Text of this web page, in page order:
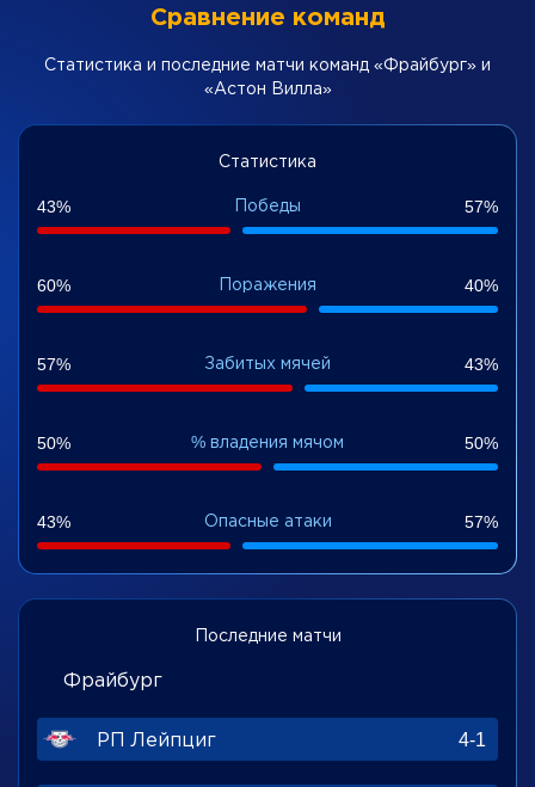
Сравнение команд
Статистика и последние матчи команд «Фрайбург» и
«Астон Вилла»
Статистика
43% Победы 57%
60% Поражения 40%
57% Забитых мячей 43%
50% % владения мячом 50%
43% Опасные атаки 57%
Последние матчи
Фрайбург
РП Лейпциг 4-1